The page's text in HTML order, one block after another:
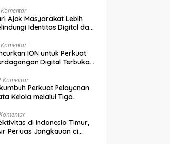
Ajak Masyarakat Lebih
Identitas Digital dan
ION untuk Perkuat
Digital Terbuka
Komentar
Perkuat Pelayanan
Kelola melalui Tiga
di Indonesia Timur,
Perluas Jangkauan di